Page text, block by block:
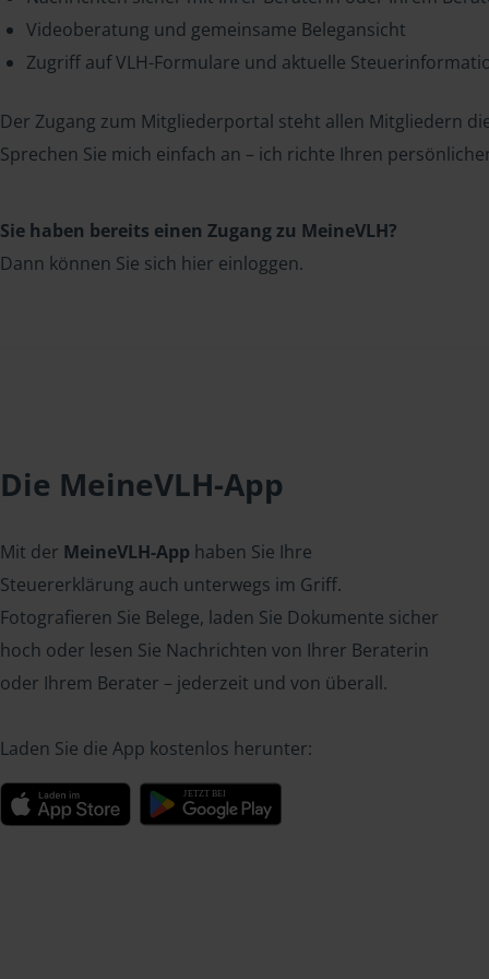
Videoberatung und gemeinsame Belegansicht
Zugriff auf VLH-Formulare und aktuelle
Der Zugang zum Mitgliederportal steht allen Mitgliedern
Sprechen Sie mich einfach an – ich richte Ihren
Sie haben bereits einen Zugang zu MeineVLH?
Dann können Sie sich hier einloggen.
Die MeineVLH-App
Mit der MeineVLH-App haben Sie Ihre
Steuererklärung auch unterwegs im Griff.
Fotografieren Sie Belege, laden Sie Dokumente sicher
hoch oder lesen Sie Nachrichten von Ihrer Beraterin
oder Ihrem Berater – jederzeit und von überall.
Laden Sie die App kostenlos herunter: